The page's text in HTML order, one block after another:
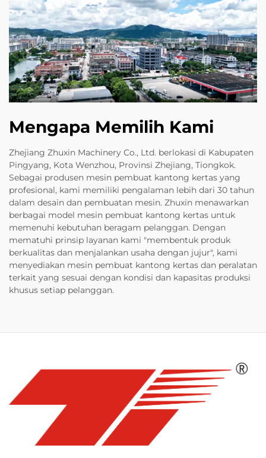
Mengapa Memilih Kami
Zhejiang Zhuxin Machinery Co., Ltd. berlokasi di Kabupaten
Pingyang, Kota Wenzhou, Provinsi Zhejiang, Tiongkok.
Sebagai produsen mesin pembuat kantong kertas yang
profesional, kami memiliki pengalaman lebih dari 30 tahun
dalam desain dan pembuatan mesin. Zhuxin menawarkan
berbagai model mesin pembuat kantong kertas untuk
memenuhi kebutuhan beragam pelanggan. Dengan
mematuhi prinsip layanan kami "membentuk produk
berkualitas dan menjalankan usaha dengan jujur", kami
menyediakan mesin pembuat kantong kertas dan peralatan
terkait yang sesuai dengan kondisi dan kapasitas produksi
khusus setiap pelanggan.